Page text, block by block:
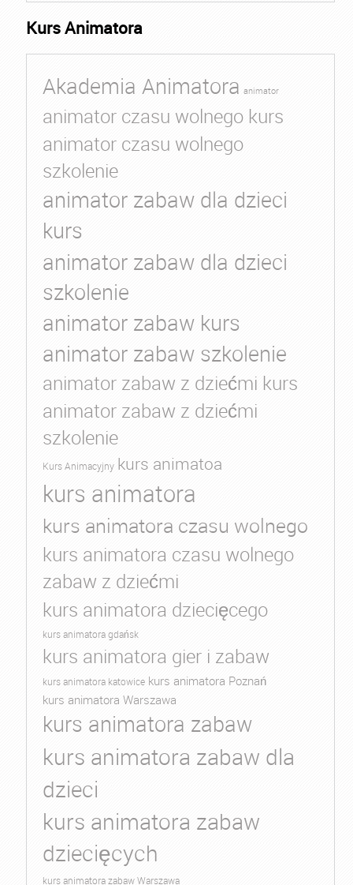
Kurs Animatora
Akademia Animatora animator
animator czasu wolnego kurs
animator czasu wolnego
szkolenie
animator zabaw dla dzieci
kurs
animator zabaw dla dzieci
szkolenie
animator zabaw kurs
animator zabaw szkolenie
animator zabaw z dziećmi kurs
animator zabaw z dziećmi
szkolenie
Kurs Animacyjny kurs animatoa
kurs animatora
kurs animatora czasu wolnego
kurs animatora czasu wolnego
zabaw z dziećmi
kurs animatora dziecięcego
kurs animatora gdańsk
kurs animatora gier i zabaw
kurs animatora katowice kurs animatora Poznań
kurs animatora Warszawa
kurs animatora zabaw
kurs animatora zabaw dla
dzieci
kurs animatora zabaw
dziecięcych
kurs animatora zabaw Warszawa